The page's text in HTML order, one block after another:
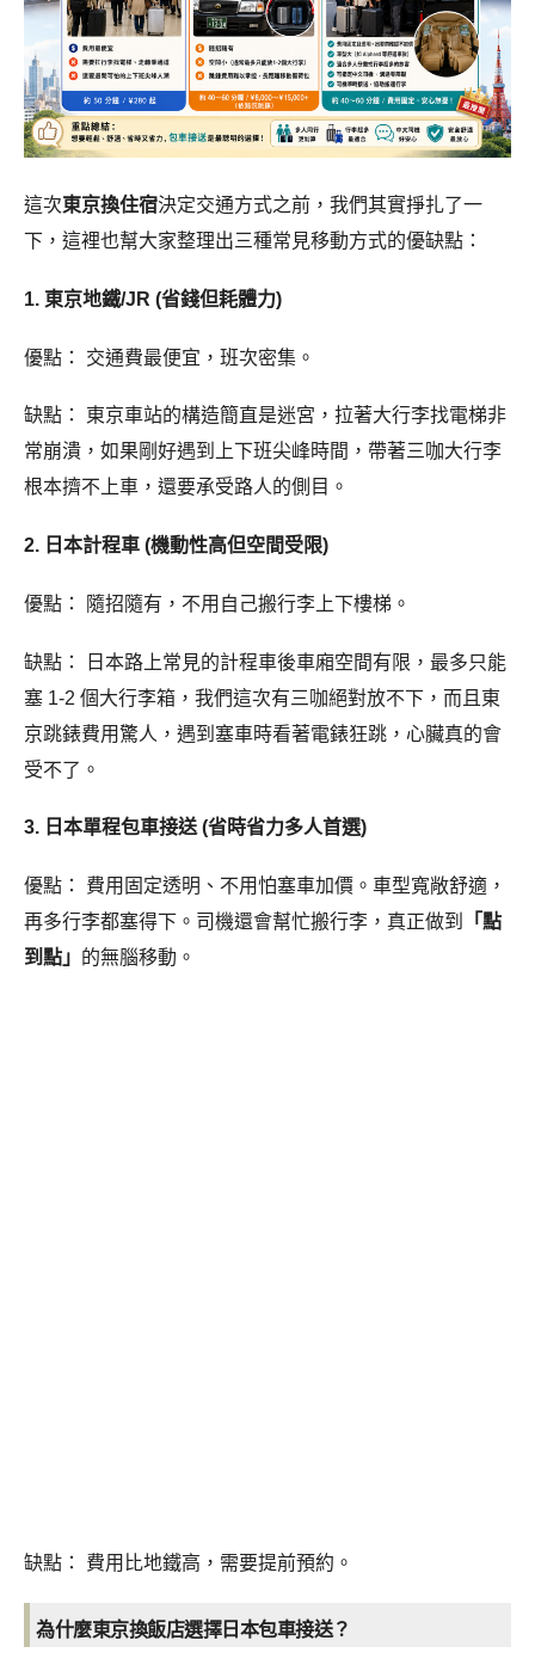
這次東京換住宿決定交通方式之前，我們其實掙扎了一
下，這裡也幫大家整理出三種常見移動方式的優缺點：
1. 東京地鐵/JR (省錢但耗體力)
優點： 交通費最便宜，班次密集。
缺點： 東京車站的構造簡直是迷宮，拉著大行李找電梯非
常崩潰，如果剛好遇到上下班尖峰時間，帶著三咖大行李
根本擠不上車，還要承受路人的側目。
2. 日本計程車 (機動性高但空間受限)
優點： 隨招隨有，不用自己搬行李上下樓梯。
缺點： 日本路上常見的計程車後車廂空間有限，最多只能
塞 1-2 個大行李箱，我們這次有三咖絕對放不下，而且東
京跳錶費用驚人，遇到塞車時看著電錶狂跳，心臟真的會
受不了。
3. 日本單程包車接送 (省時省力多人首選)
優點： 費用固定透明、不用怕塞車加價。車型寬敞舒適，
再多行李都塞得下。司機還會幫忙搬行李，真正做到
「點
到點」 的無腦移動。
缺點： 費用比地鐵高，需要提前預約。
為什麼東京換飯店選擇日本包車接送？